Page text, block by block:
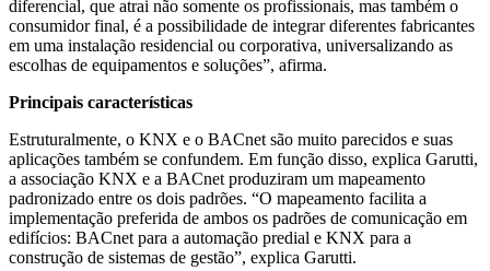
diferencial, que atrai não somente os profissionais, mas também o
consumidor final, é a possibilidade de integrar diferentes fabricantes
em uma instalação residencial ou corporativa, universalizando as
escolhas de equipamentos e soluções”, afirma.
Principais características
Estruturalmente, o KNX e o BACnet são muito parecidos e suas
aplicações também se confundem. Em função disso, explica Garutti,
a associação KNX e a BACnet produziram um mapeamento
padronizado entre os dois padrões. “O mapeamento facilita a
implementação preferida de ambos os padrões de comunicação em
edifícios: BACnet para a automação predial e KNX para a
construção de sistemas de gestão”, explica Garutti.